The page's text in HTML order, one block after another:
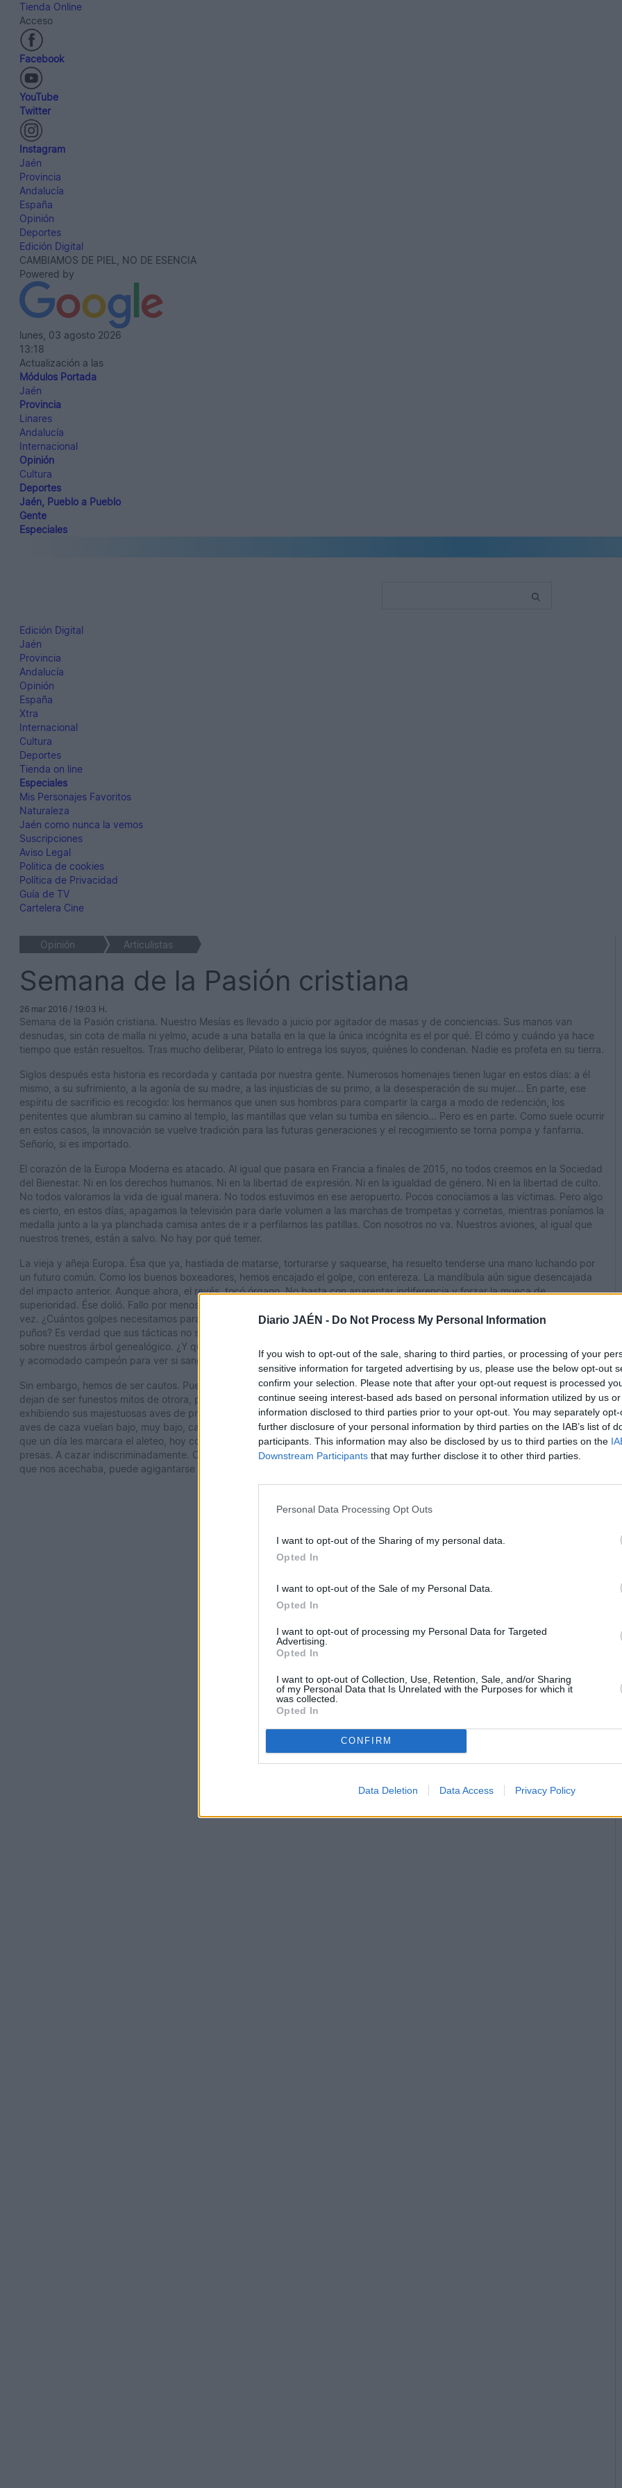
Diario JAÉN - Do Not Process My Personal Information
If you wish to opt-out of the sale, sharing to third parties, or processing of your
sensitive information for targeted advertising by us, please use the below opt-out
confirm your selection. Please note that after your opt-out request is processed
continue seeing interest-based ads based on personal information utilized by us
information disclosed to third parties prior to your opt-out. You may separately
further disclosure of your personal information by third parties on the IAB’s list of
participants. This information may also be disclosed by us to third parties on the
Downstream Participants that may further disclose it to other third parties.
Personal Data Processing Opt Outs
I want to opt-out of the Sharing of my personal data.
Opted In
I want to opt-out of the Sale of my Personal Data.
Opted In
I want to opt-out of processing my Personal Data for Targeted
Advertising.
Opted In
I want to opt-out of Collection, Use, Retention, Sale, and/or Sharing
of my Personal Data that Is Unrelated with the Purposes for which it
was collected.
Opted In
CONFIRM
Data Deletion Data Access Privacy Policy
Tienda Online
Acceso
Facebook
YouTube
Twitter
Instagram
Jaén
Provincia
Andalucía
España
Opinión
Deportes
Edición Digital
CAMBIAMOS DE PIEL, NO DE ESENCIA
Powered by
lunes, 03 agosto 2026
13:18
Actualización a las
Módulos Portada
Jaén
Provincia
Linares
Andalucía
Internacional
Opinión
Cultura
Deportes
Jaén, Pueblo a Pueblo
Gente
Especiales
Edición Digital
Jaén
Provincia
Andalucía
Opinión
España
Xtra
Internacional
Cultura
Deportes
Tienda on line
Especiales
Mis Personajes Favoritos
Naturaleza
Jaén como nunca la vemos
Suscripciones
Aviso Legal
Politica de cookies
Política de Privacidad
Guía de TV
Cartelera Cine
Opinión Articulistas
Semana de la Pasión cristiana
26 mar 2016 / 19:03 H.
Semana de la Pasión cristiana. Nuestro Mesías es llevado a juicio por agitador de masas y de conciencias. Sus manos van
desnudas, sin cota de malla ni yelmo, acude a una batalla en la que la única incógnita es el por qué. El cómo y cuándo ya hace
tiempo que están resueltos. Tras mucho deliberar, Pilato lo entrega los suyos, quiénes lo condenan. Nadie es profeta en su tierra.
Siglos después esta historia es recordada y cantada por nuestra gente. Numerosos homenajes tienen lugar en estos días: a él
mismo, a su sufrimiento, a la agonía de su madre, a las injusticias de su primo, a la desesperación de su mujer... En parte, ese
espíritu de sacrificio es recogido: los hermanos que unen sus hombros para compartir la carga a modo de redención, los
penitentes que alumbran su camino al templo, las mantillas que velan su tumba en silencio... Pero es en parte. Como suele ocurrir
en estos casos, la innovación se vuelve tradición para las futuras generaciones y el recogimiento se torna pompa y fanfarria.
Señorío, si es importado.
El corazón de la Europa Moderna es atacado. Al igual que pasara en Francia a finales de 2015, no todos creemos en la Sociedad
del Bienestar. Ni en los derechos humanos. Ni en la libertad de expresión. Ni en la igualdad de género. Ni en la libertad de culto.
No todos valoramos la vida de igual manera. No todos estuvimos en ese aeropuerto. Pocos conocíamos a las víctimas. Pero algo
es cierto, en estos días, apagamos la televisión para darle volumen a las marchas de trompetas y cornetas, mientras poníamos la
medalla junto a la ya planchada camisa antes de ir a perfilarnos las patillas. Con nosotros no va. Nuestros aviones, al igual que
nuestros trenes, están a salvo. No hay por qué temer.
La vieja y añeja Europa. Ésa que ya, hastiada de matarse, torturarse y saquearse, ha resuelto tenderse una mano luchando por
un futuro común. Como los buenos boxeadores, hemos encajado el golpe, con entereza. La mandíbula aún sigue desencajada
del impacto anterior. Aunque ahora, el revés, tocó órgano. No basta con aparentar indiferencia y forzar la mueca de
superioridad. Ése dolió. Fallo por menospreciar al rival. Error de novato, defensa abierta, nos han alcanzado, ya por segunda
vez. ¿Cuántos golpes necesitamos para valorar al rival? ¿Cuántos para darle el respeto necesario que se están ganando sus
puños? Es verdad que sus tácticas no son limpias, golpea bajo, araña y muerde si el árbitro no mira. Amenaza, maldice y perjura
sobre nuestros árbol genealógico. ¿Y qué? Nadie dijo que fuera fácil. Ni limpio. Ni legal. Subió al ring y golpeó al despreocupado
y acomodado campeón para ver si sangraba. Y ojo, porque los romanos también sangraron.
Sin embargo, hemos de ser cautos. Pues en estos días de incertidumbre y furia desbocada es cuando los maestros cetreros
dejan de ser funestos mitos de otrora, para convertirse en los peligrosos y sanguinarios cazadores que nunca dejaron de ser,
exhibiendo sus majestuosas aves de presa. Nadie deambula por sus dominios si no es bajo visado. Y es que a estas alturas, las
aves de caza vuelan bajo, muy bajo, casi marcando territorio, pues la presa es fácil. Alentadas por el redoble de los tambores
que un día les marcara el aleteo, hoy comienzan, nuevamente, casi por instinto, a desenrollar viejas banderas. A no elegir las
presas. A cazar indiscriminadamente. Cuidado porque si desconocemos el saludo o nos equivocamos de bandera, la sombra
que nos acechaba, puede agigantarse en cuestión de segundos.